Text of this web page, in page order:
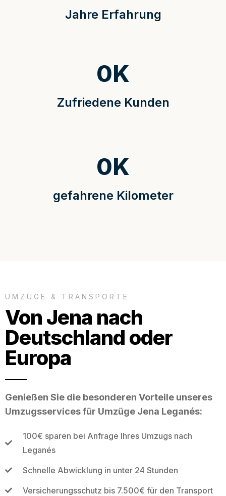
Jahre Erfahrung
Zufriedene Kunden
0K
gefahrene Kilometer
0K
UMZÜGE & TRANSPORTE
Von Jena nach
Deutschland oder
Europa
Genießen Sie die besonderen Vorteile unseres
Umzugsservices für Umzüge Jena Leganés:
100€ sparen bei Anfrage Ihres Umzugs nach
Leganés
Schnelle Abwicklung in unter 24 Stunden
Versicherungsschutz bis 7.500€ für den Transport